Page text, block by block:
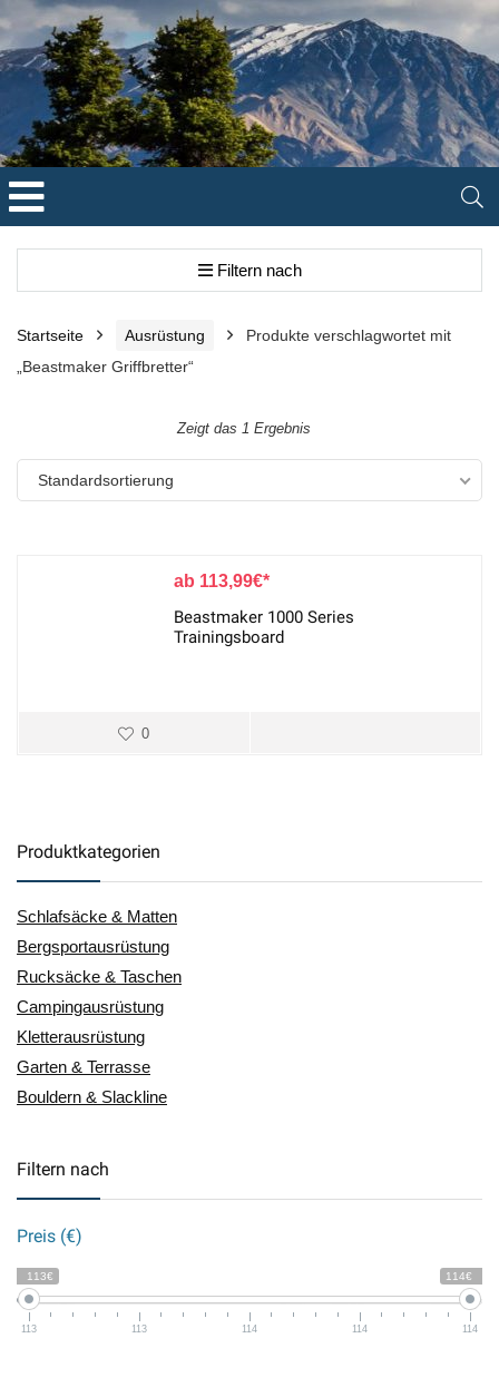
Filtern nach
Startseite Ausrüstung
Produkte verschlagwortet mit
„Beastmaker Griffbretter“
Zeigt das 1 Ergebnis
Standardsortierung
113,99€
Beastmaker 1000 Series
Trainingsboard
0
Produktkategorien
Schlafsäcke & Matten
Bergsportausrüstung
Rucksäcke & Taschen
Campingausrüstung
Kletterausrüstung
Garten & Terrasse
Bouldern & Slackline
Filtern nach
Preis (€)
113€ 114€
113 113 114 114 114